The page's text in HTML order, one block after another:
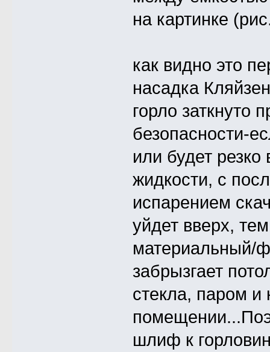
на картинке
как видно это
насадка
горло заткнуто
безопасности-
или будет резко
жидкости, с
испарением
уйдет вверх,
материальный/
забрызгает
стекла, паром и
шлиф к